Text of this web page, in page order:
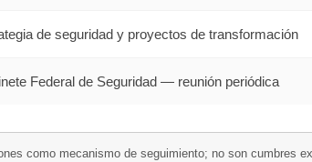
de seguridad y proyectos de transformación
Federal de Seguridad — reunión periódica
como mecanismo de seguimiento; no son cumbres